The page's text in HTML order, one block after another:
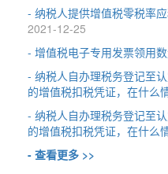
- 纳税人提供增值税零税率
2021-12-25
- 增值税电子专用发票领用数
- 纳税人自办理税务登记至
的增值税扣税凭证，在什么
- 纳税人自办理税务登记至
的增值税扣税凭证，在什么
- 查看更多 >>